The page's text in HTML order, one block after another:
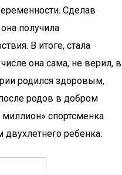
Сделав
получила
В итоге, стала
она сама, не верил, в
родился здоровым,
родов в добром
спортсменка
ребенка.